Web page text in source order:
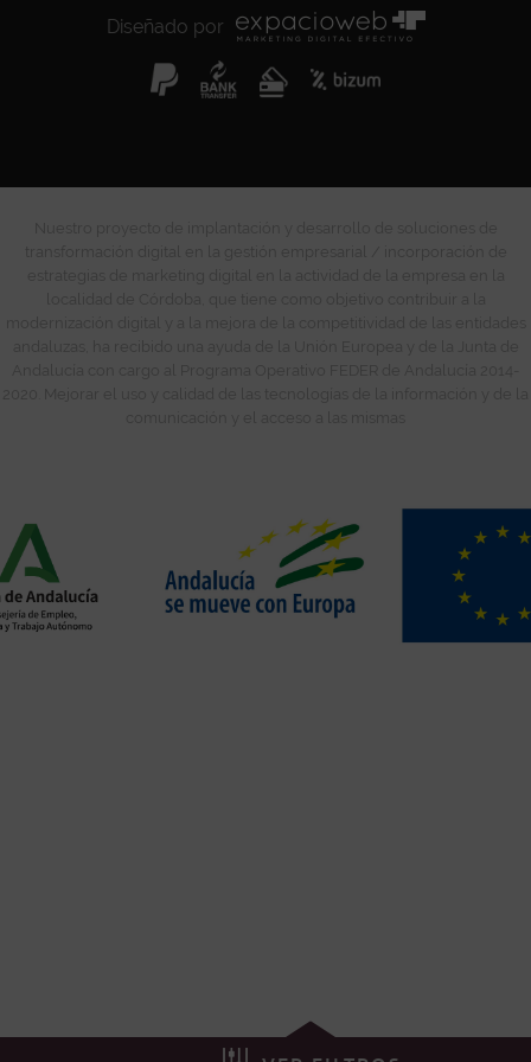
Diseñado por